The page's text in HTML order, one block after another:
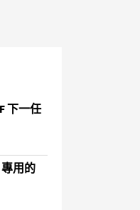
下一任
專用的